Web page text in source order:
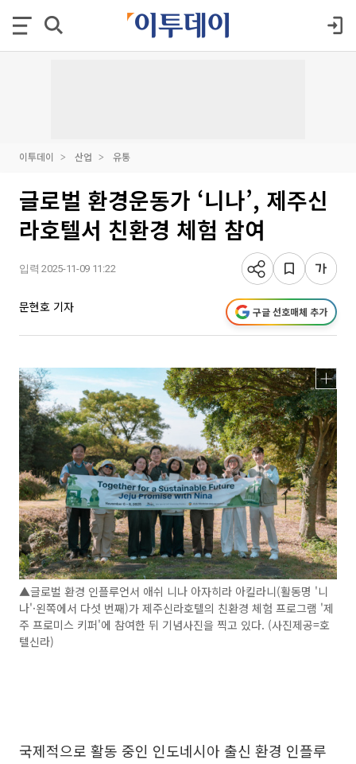
이투데이 산업 유통
글로벌 환경운동가 ‘니나’, 제주신
라호텔서 친환경 체험 참여
입력 2025-11-09 11:22
문현호 기자 구글 선호매체 추가
▲글로벌 환경 인플루언서 애쉬 니나 아자히라 아킬라니(활동명 '니
나'·왼쪽에서 다섯 번째)가 제주신라호텔의 친환경 체험 프로그램 '제
주 프로미스 키퍼'에 참여한 뒤 기념사진을 찍고 있다. (사진제공=호
텔신라)
국제적으로 활동 중인 인도네시아 출신 환경 인플루